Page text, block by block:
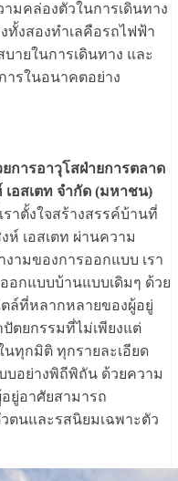
มคล่องตัวในการเดินทาง
งสองทำเลคือรถไฟฟ้า
ายในการเดินทาง และ
ารในอนาคตอย่าง
การอาวุโสฝ่ายการตลาด
อสเตท จำกัด (มหาชน)
เราตั้งใจสร้างสรรค์บ้านที่
เอสเตท ผ่านความ
ามของการออกแบบ เรา
อกแบบบ้านแบบเดิมๆ ด้วย
ล์ที่หลากหลายของผู้อยู่
ตยกรรมที่ไม่เพียงแต่
นทุกมิติ ทุกรายละเอียด
บอย่างพิถีพิถัน ด้วยความ
ยู่อาศัยสามารถ
ตนและรสนิยมเฉพาะตัว